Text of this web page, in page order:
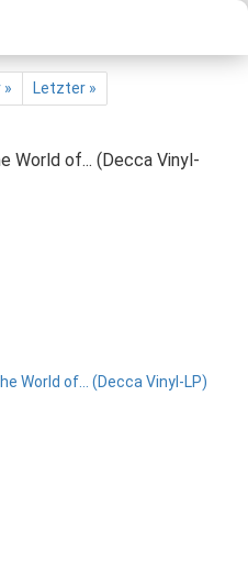
Letzter »
World of... (Decca Vinyl-